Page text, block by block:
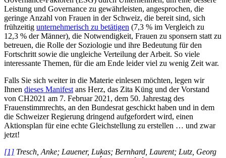
Leistung und Governance zu gewährleisten, angesprochen, die
geringe Anzahl von Frauen in der Schweiz, die bereit sind, sich
frühzeitig unternehmerisch zu betätigen (7,3 % im Vergleich zu
12,3 % der Männer), die Notwendigkeit, Frauen zu sponsern statt zu
betreuen, die Rolle der Soziologie und ihre Bedeutung für den
Fortschritt sowie die ungleiche Verteilung der Arbeit. So viele
interessante Themen, für die am Ende leider viel zu wenig Zeit war.
Falls Sie sich weiter in die Materie einlesen möchten, legen wir
Ihnen dieses Manifest ans Herz, das Zita Küng und der Vorstand
von CH2021 am 7. Februar 2021, dem 50. Jahrestag des
Frauenstimmrechts, an den Bundesrat geschickt haben und in dem
die Schweizer Regierung dringend aufgefordert wird, einen
Aktionsplan für eine echte Gleichstellung zu erstellen … und zwar
jetzt!
[1] Tresch, Anke; Lauener, Lukas; Bernhard, Laurent; Lutz, Georg